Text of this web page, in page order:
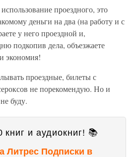
проездного, это
деньги на два (на работу и с
у него проездной и,
подкопив дела, объезжаете
экономия!
проездные, билеты с
не порекомендую. Но и
буду.
и аудиокниг! 📚
Литрес Подписки в